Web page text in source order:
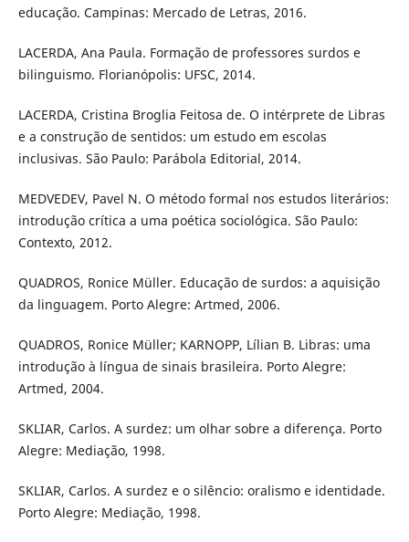
educação. Campinas: Mercado de Letras, 2016.
LACERDA, Ana Paula. Formação de professores surdos e
bilinguismo. Florianópolis: UFSC, 2014.
LACERDA, Cristina Broglia Feitosa de. O intérprete de Libras
e a construção de sentidos: um estudo em escolas
inclusivas. São Paulo: Parábola Editorial, 2014.
MEDVEDEV, Pavel N. O método formal nos estudos literários:
introdução crítica a uma poética sociológica. São Paulo:
Contexto, 2012.
QUADROS, Ronice Müller. Educação de surdos: a aquisição
da linguagem. Porto Alegre: Artmed, 2006.
QUADROS, Ronice Müller; KARNOPP, Lílian B. Libras: uma
introdução à língua de sinais brasileira. Porto Alegre:
Artmed, 2004.
SKLIAR, Carlos. A surdez: um olhar sobre a diferença. Porto
Alegre: Mediação, 1998.
SKLIAR, Carlos. A surdez e o silêncio: oralismo e identidade.
Porto Alegre: Mediação, 1998.